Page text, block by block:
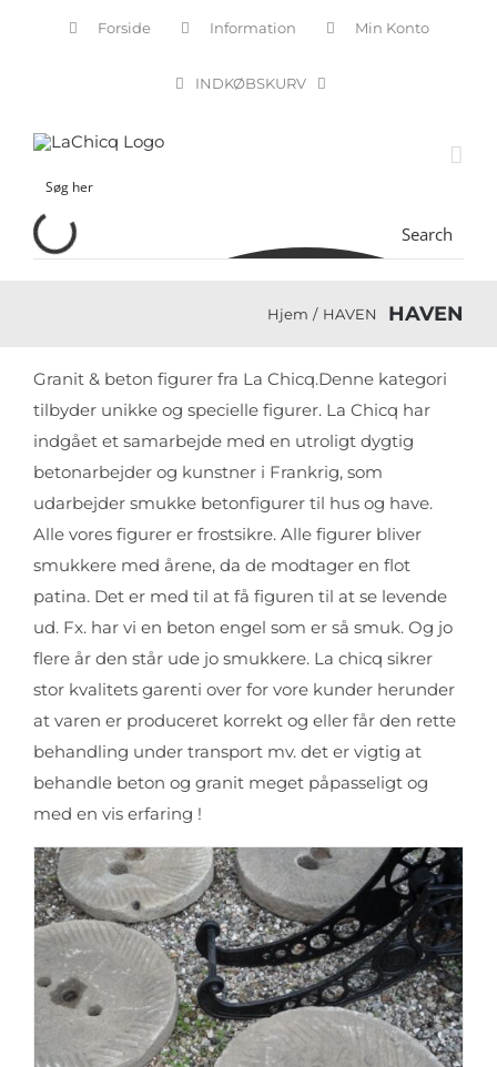
Forside Information Min Konto
INDKØBSKURV
Search
HAVEN
Hjem HAVEN
Granit & beton figurer fra La Chicq.Denne kategori
tilbyder unikke og specielle figurer. La Chicq har
indgået et samarbejde med en utroligt dygtig
betonarbejder og kunstner i Frankrig, som
udarbejder smukke betonfigurer til hus og have.
Alle vores figurer er frostsikre. Alle figurer bliver
smukkere med årene, da de modtager en flot
patina. Det er med til at få figuren til at se levende
ud. Fx. har vi en beton engel som er så smuk. Og jo
flere år den står ude jo smukkere. La chicq sikrer
stor kvalitets garenti over for vore kunder herunder
at varen er produceret korrekt og eller får den rette
behandling under transport mv. det er vigtig at
behandle beton og granit meget påpasseligt og
med en vis erfaring !